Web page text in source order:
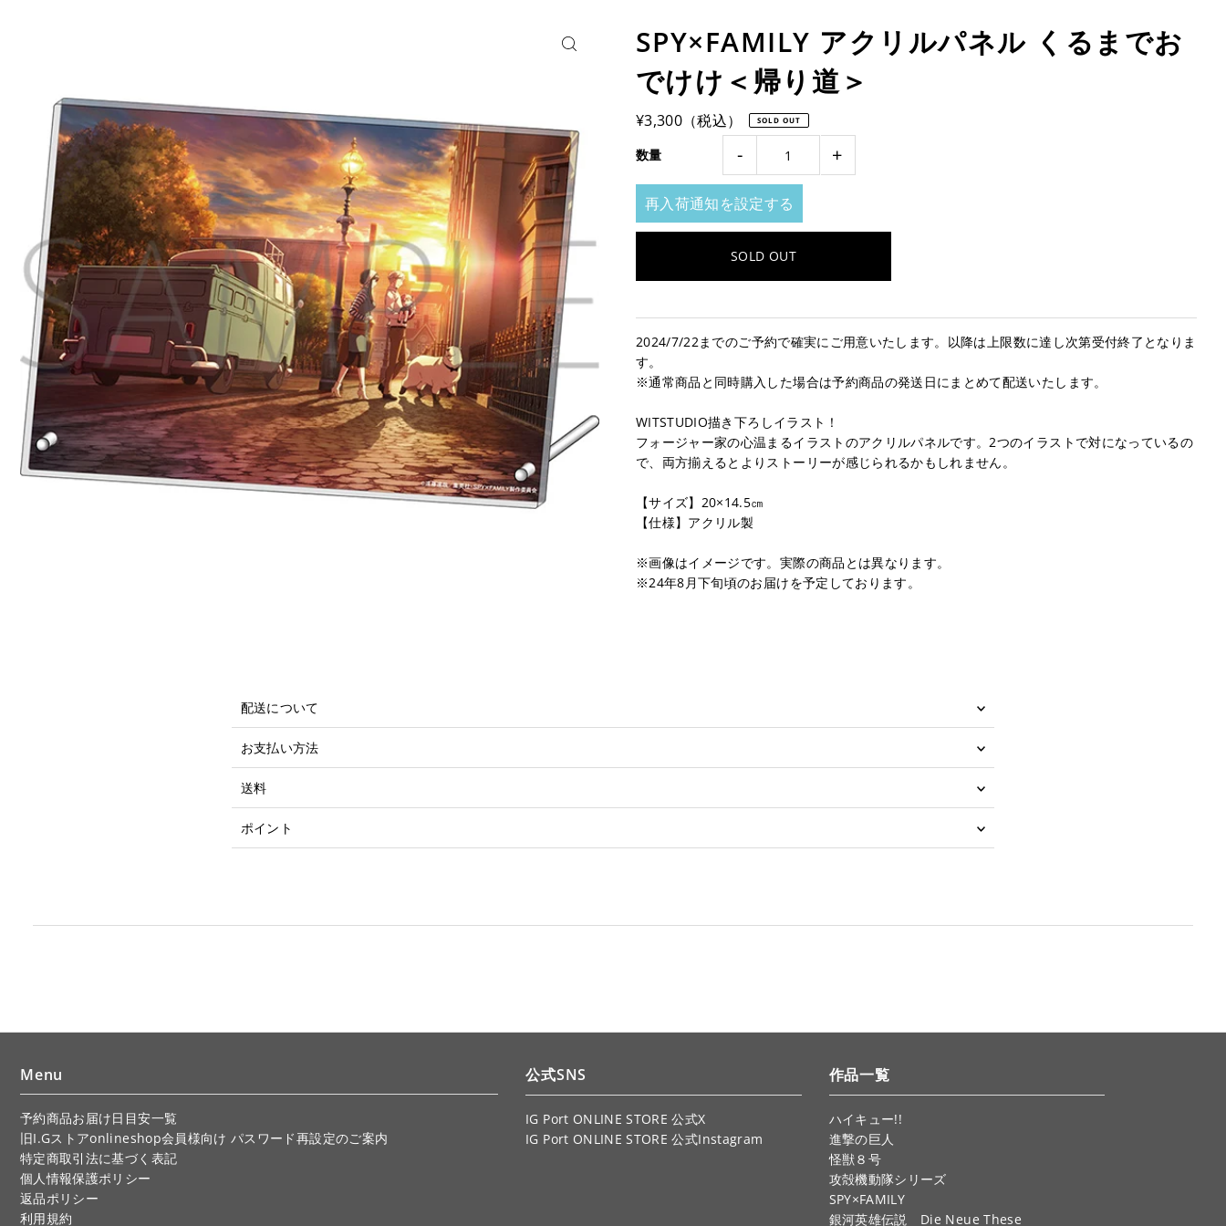
SPY×FAMILY アクリルパネル くるまでお
でけけ＜帰り道＞
¥3,300（税込） SOLD OUT
数量 - +
再入荷通知を設定する
2024/7/22までのご予約で確実にご用意いたします。以降は上限数に達し次第受付終了となりま
す。
※通常商品と同時購入した場合は予約商品の発送日にまとめて配送いたします。
WITSTUDIO描き下ろしイラスト！
フォージャー家の心温まるイラストのアクリルパネルです。2つのイラストで対になっているの
で、両方揃えるとよりストーリーが感じられるかもしれません。
【サイズ】20×14.5㎝
【仕様】アクリル製
※画像はイメージです。実際の商品とは異なります。
※24年8月下旬頃のお届けを予定しております。
配送について
お支払い方法
送料
ポイント
Menu
予約商品お届け日目安一覧
旧I.Gストアonlineshop会員様向け パスワード再設定のご案内
特定商取引法に基づく表記
個人情報保護ポリシー
返品ポリシー
利用規約
公式SNS
IG Port ONLINE STORE 公式X
IG Port ONLINE STORE 公式Instagram
作品一覧
ハイキュー!!
進撃の巨人
怪獣８号
攻殻機動隊シリーズ
SPY×FAMILY
銀河英雄伝説 Die Neue These